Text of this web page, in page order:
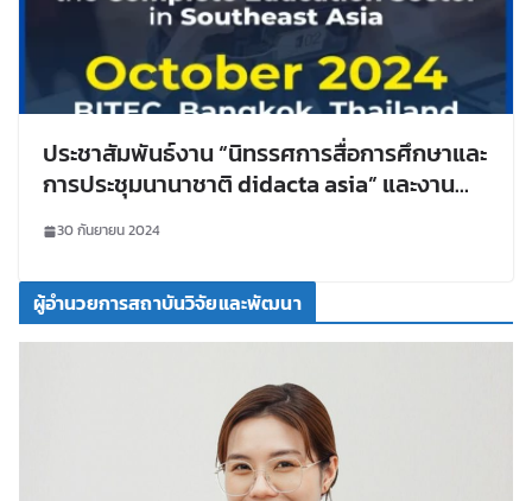
ประชาสัมพันธ์งาน “นิทรรศการสื่อการศึกษาและ
การประชุมนานาชาติ didacta asia” และงาน
“didacta asia congress 2024”
30 กันยายน 2024
ผู้อำนวยการสถาบันวิจัยและพัฒนา